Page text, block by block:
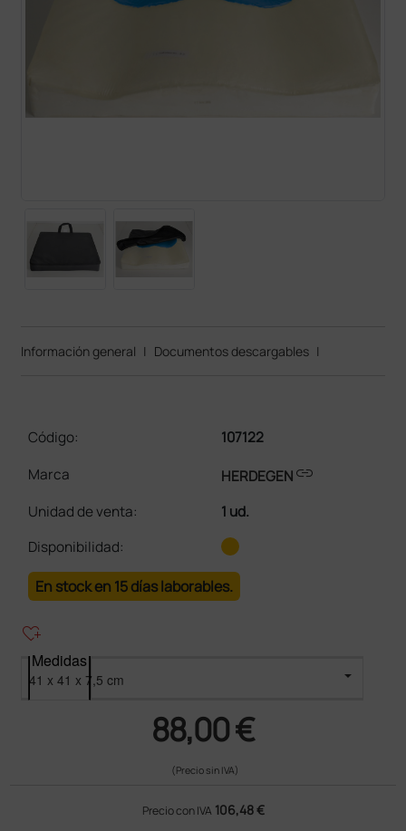
Información general | Documentos descargables |
Código:
107122
Marca
HERDEGENlink
Unidad de venta:
1 ud.
Disponibilidad:
En stock en 15 días laborables.
heart_plus
Medidas
88,00 €
(Precio sin IVA)
Precio con IVA 106,48 €